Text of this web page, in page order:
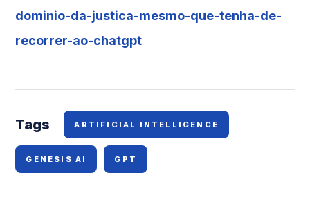
dominio-da-justica-mesmo-que-tenha-de-
recorrer-ao-chatgpt
Tags ARTIFICIAL INTELLIGENCE
GENESIS AI GPT